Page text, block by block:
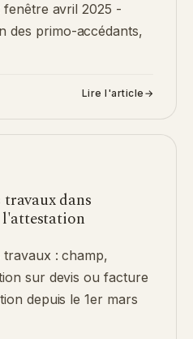
fenêtre avril 2025 -
des primo-accédants,
Lire l'article →
dans
: champ,
sur devis ou facture
depuis le 1er mars